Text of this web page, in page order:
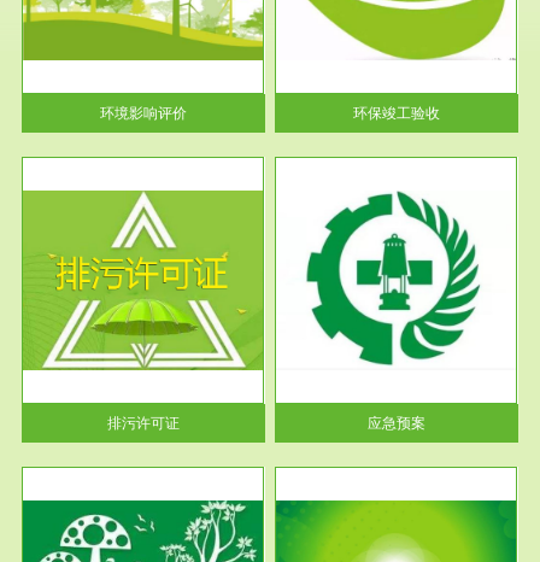
环境影响评价
根据《建设项目环境保护管理条
例》第十七条 编制环境影响报
告书、...
环保竣工验收
排污许可证
服务范围
应急预案
根据《中华人民共和国环境保护
法》第十九条 企业事业单位应
当按照...
应急预案
服务范围